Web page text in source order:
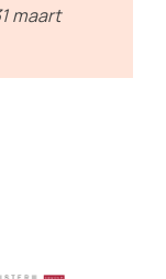
maart